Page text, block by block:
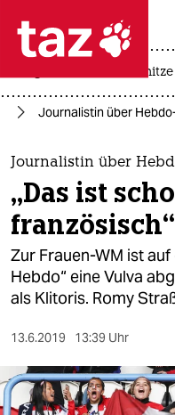
 taz
themen
politik
öko
gesellschaft
sport
berlin
hitze
Journalistin über
Journalistin über
„Das ist
französisch“
Zur Frauen-WM ist
Hebdo“ eine Vulva
als Klitoris. Romy
13.6.2019 13:39 Uhr